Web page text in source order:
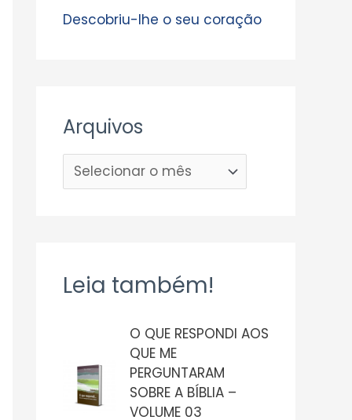
Descobriu-lhe o seu coração
Arquivos
Leia também!
O QUE RESPONDI AOS
QUE ME
PERGUNTARAM
SOBRE A BÍBLIA –
VOLUME 03